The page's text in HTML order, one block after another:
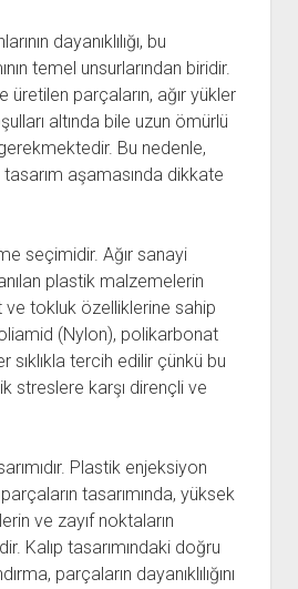
dayanıklılığı, bu
temel unsurlarından biridir.
üretilen parçaların, ağır yükler
altında bile uzun ömürlü
Bu nedenle,
tasarım aşamasında dikkate
seçimidir. Ağır sanayi
plastik malzemelerin
tokluk özelliklerine sahip
(Nylon), polikarbonat
sıklıkla tercih edilir çünkü bu
streslere karşı dirençli ve
Plastik enjeksiyon
tasarımında, yüksek
ve zayıf noktaların
Kalıp tasarımındaki doğru
parçaların dayanıklılığını